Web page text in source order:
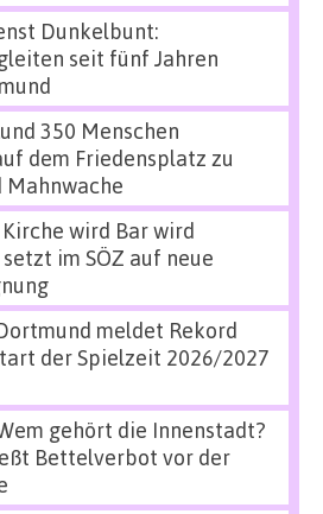
Dunkelbunt:
seit fünf Jahren
350 Menschen
dem Friedensplatz zu
Mahnwache
Kirche wird Bar wird
im SÖZ auf neue
meldet Rekord
der Spielzeit 2026/2027
gehört die Innenstadt?
Bettelverbot vor der